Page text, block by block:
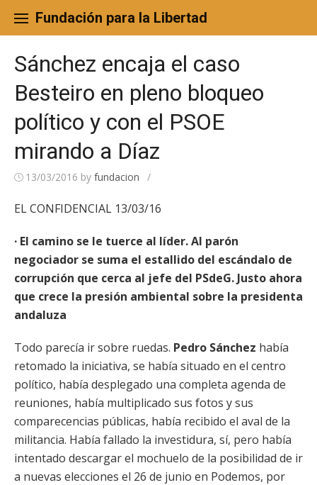
content
Fundación para la Libertad
Sánchez encaja el caso
Besteiro en pleno bloqueo
político y con el PSOE
mirando a Díaz
13/03/2016 by fundacion /
EL CONFIDENCIAL 13/03/16
· El camino se le tuerce al líder. Al parón
negociador se suma el estallido del escándalo de
corrupción que cerca al jefe del PSdeG. Justo ahora
que crece la presión ambiental sobre la presidenta
andaluza
Todo parecía ir sobre ruedas. Pedro Sánchez había
retomado la iniciativa, se había situado en el centro
político, había desplegado una completa agenda de
reuniones, había multiplicado sus fotos y sus
comparecencias públicas, había recibido el aval de la
militancia. Había fallado la investidura, sí, pero había
intentado descargar el mochuelo de la posibilidad de ir
a nuevas elecciones el 26 de junio en Podemos, por